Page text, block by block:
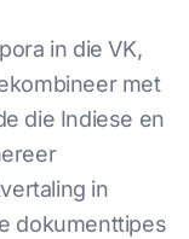
in die VK,
met
die Indiese en
in
dokumenttipes